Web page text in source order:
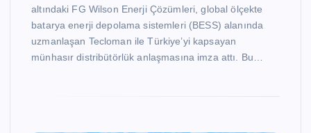
altındaki FG Wilson Enerji Çözümleri, global ölçekte
batarya enerji depolama sistemleri (BESS) alanında
uzmanlaşan Tecloman ile Türkiye’yi kapsayan
münhasır distribütörlük anlaşmasına imza attı. Bu…